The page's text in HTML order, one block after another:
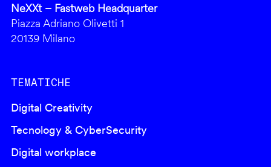
NeXXt – Fastweb Headquarter
Piazza Adriano Olivetti 1
20139 Milano
TEMATICHE
Digital Creativity
Tecnology & CyberSecurity
Digital workplace